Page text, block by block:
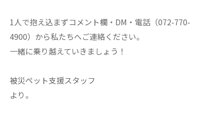
1人で抱え込まずコメント欄・DM・電話（072-770-
4900）から私たちへご連絡ください。
一緒に乗り越えていきましょう！
被災ペット支援スタッフ
より。